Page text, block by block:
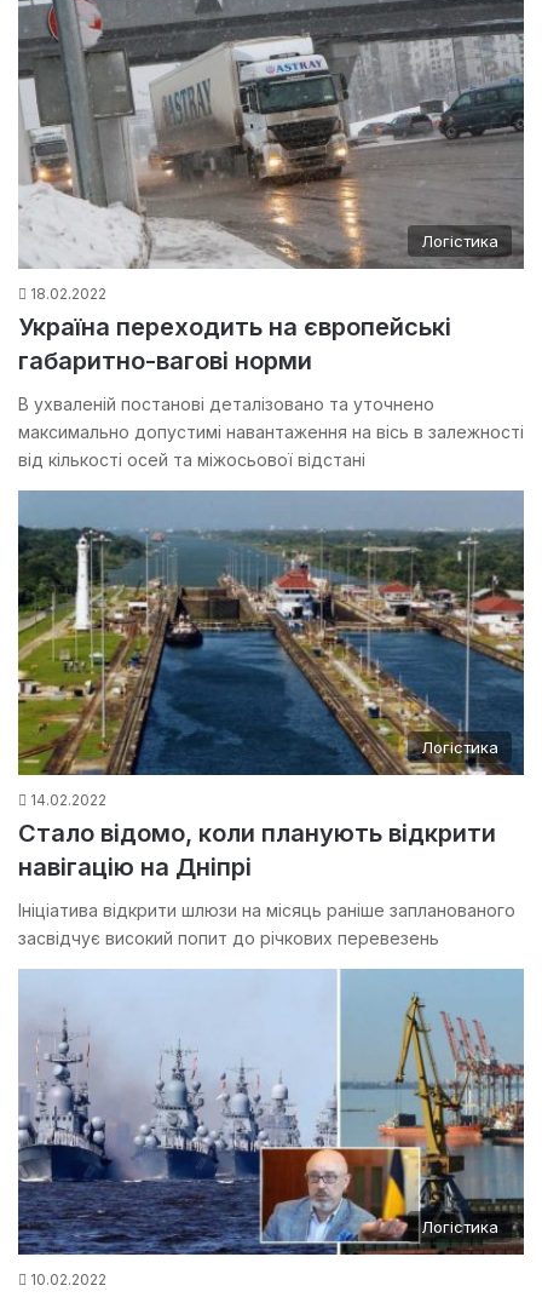
Логістика
18.02.2022
Україна переходить на європейські
габаритно-вагові норми
В ухваленій постанові деталізовано та уточнено
максимально допустимі навантаження на вісь в залежності
від кількості осей та міжосьової відстані
Логістика
14.02.2022
Стало відомо, коли планують відкрити
навігацію на Дніпрі
Ініціатива відкрити шлюзи на місяць раніше запланованого
засвідчує високий попит до річкових перевезень
Логістика
10.02.2022